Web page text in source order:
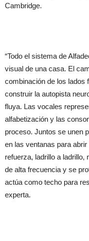
Cambridge.
“Todo el sistema de
visual de una casa. El
combinación de los lados
construir la autopista
fluya. Las vocales
alfabetización y las
proceso. Juntos se unen
en las ventanas para
refuerza, ladrillo a ladrillo,
de alta frecuencia y se
actúa como techo para
experta.